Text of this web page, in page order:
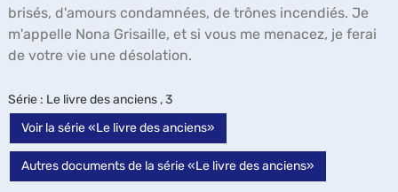
brisés, d'amours condamnées, de trônes incendiés. Je
m'appelle Nona Grisaille, et si vous me menacez, je ferai
de votre vie une désolation.
Série : Le livre des anciens , 3
Voir la série «Le livre des anciens»
Autres documents de la série «Le livre des anciens»